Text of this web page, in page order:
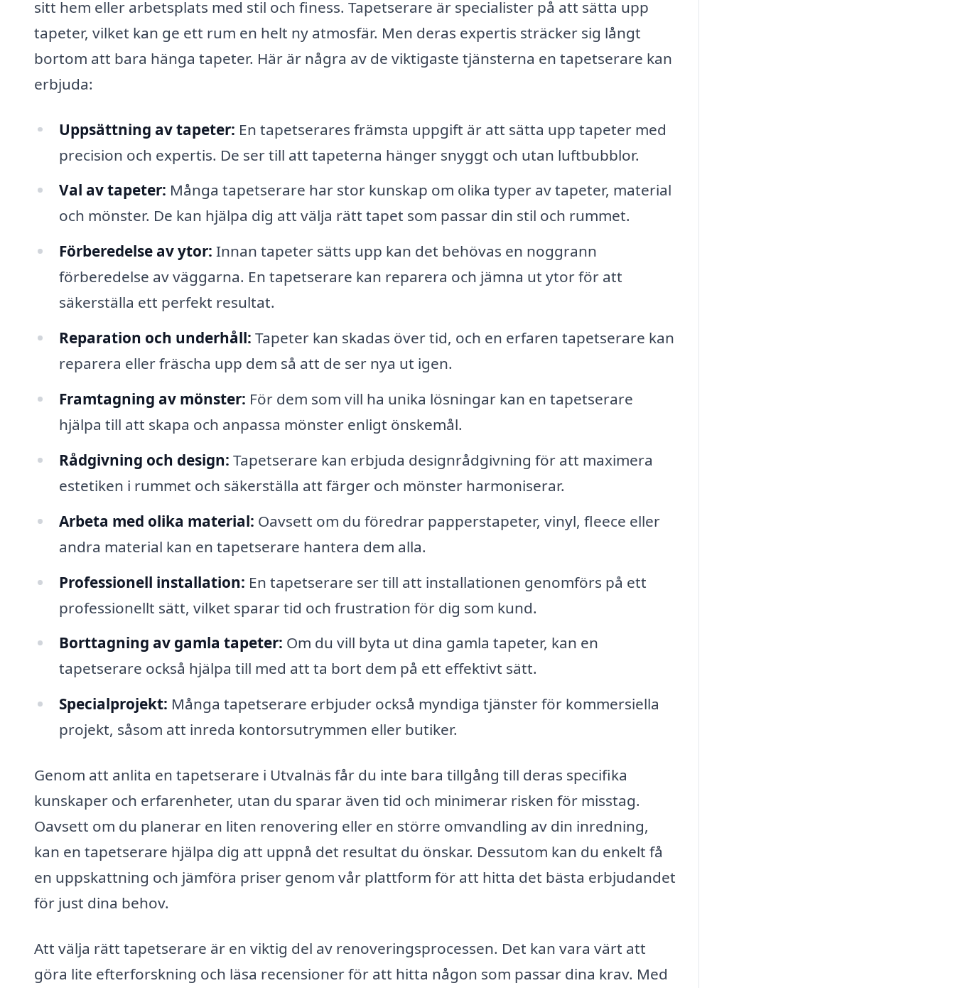
sitt hem eller arbetsplats med stil och finess. Tapetserare är specialister på att sätta upp
tapeter, vilket kan ge ett rum en helt ny atmosfär. Men deras expertis sträcker sig långt
bortom att bara hänga tapeter. Här är några av de viktigaste tjänsterna en tapetserare kan
erbjuda:
Uppsättning av tapeter: En tapetserares främsta uppgift är att sätta upp tapeter med
precision och expertis. De ser till att tapeterna hänger snyggt och utan luftbubblor.
Val av tapeter: Många tapetserare har stor kunskap om olika typer av tapeter, material
och mönster. De kan hjälpa dig att välja rätt tapet som passar din stil och rummet.
Förberedelse av ytor: Innan tapeter sätts upp kan det behövas en noggrann
förberedelse av väggarna. En tapetserare kan reparera och jämna ut ytor för att
säkerställa ett perfekt resultat.
Reparation och underhåll: Tapeter kan skadas över tid, och en erfaren tapetserare kan
reparera eller fräscha upp dem så att de ser nya ut igen.
Framtagning av mönster: För dem som vill ha unika lösningar kan en tapetserare
hjälpa till att skapa och anpassa mönster enligt önskemål.
Rådgivning och design: Tapetserare kan erbjuda designrådgivning för att maximera
estetiken i rummet och säkerställa att färger och mönster harmoniserar.
Arbeta med olika material: Oavsett om du föredrar papperstapeter, vinyl, fleece eller
andra material kan en tapetserare hantera dem alla.
Professionell installation: En tapetserare ser till att installationen genomförs på ett
professionellt sätt, vilket sparar tid och frustration för dig som kund.
Borttagning av gamla tapeter: Om du vill byta ut dina gamla tapeter, kan en
tapetserare också hjälpa till med att ta bort dem på ett effektivt sätt.
Specialprojekt: Många tapetserare erbjuder också myndiga tjänster för kommersiella
projekt, såsom att inreda kontorsutrymmen eller butiker.
Genom att anlita en tapetserare i Utvalnäs får du inte bara tillgång till deras specifika
kunskaper och erfarenheter, utan du sparar även tid och minimerar risken för misstag.
Oavsett om du planerar en liten renovering eller en större omvandling av din inredning,
kan en tapetserare hjälpa dig att uppnå det resultat du önskar. Dessutom kan du enkelt få
en uppskattning och jämföra priser genom vår plattform för att hitta det bästa erbjudandet
för just dina behov.
Att välja rätt tapetserare är en viktig del av renoveringsprocessen. Det kan vara värt att
göra lite efterforskning och läsa recensioner för att hitta någon som passar dina krav. Med